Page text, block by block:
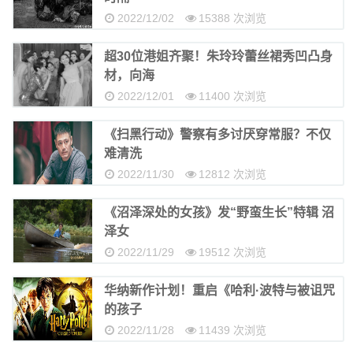
2022/12/02 15388 次浏览
超30位港姐齐聚！朱玲玲蕾丝裙秀凹凸身
材，向海
2022/12/01 11400 次浏览
《扫黑行动》警察有多讨厌穿常服？不仅
难清洗
2022/11/30 12812 次浏览
《沼泽深处的女孩》发“野蛮生长”特辑 沼
泽女
2022/11/29 19512 次浏览
华纳新作计划！重启《哈利·波特与被诅咒
的孩子
2022/11/28 11439 次浏览